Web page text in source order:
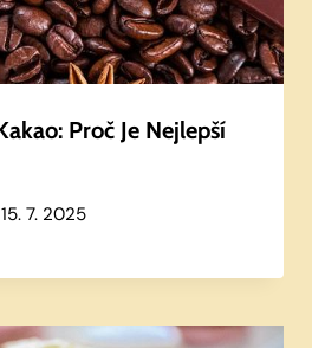
Proč Je Nejlepší
15. 7. 2025